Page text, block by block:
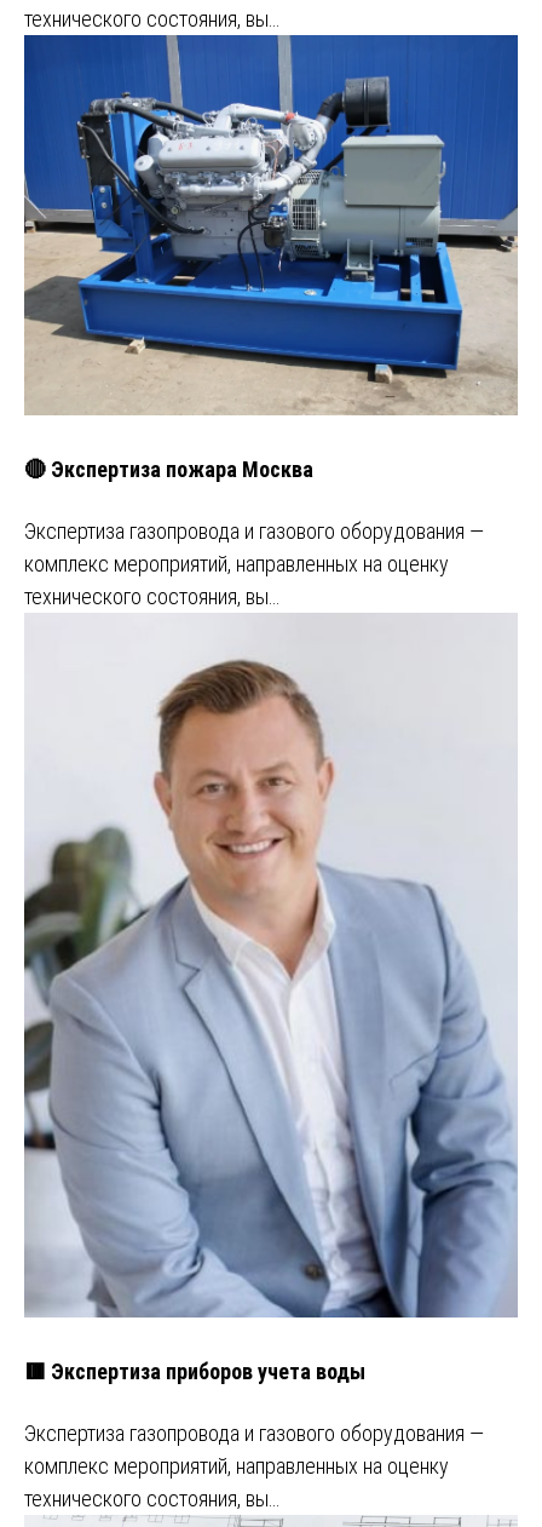
технического состояния, вы…
🔴 Экспертиза пожара Москва
Экспертиза газопровода и газового оборудования —
комплекс мероприятий, направленных на оценку
технического состояния, вы…
🟥 Экспертиза приборов учета воды
Экспертиза газопровода и газового оборудования —
комплекс мероприятий, направленных на оценку
технического состояния, вы…